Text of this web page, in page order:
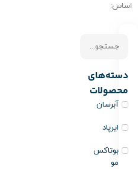
دسته‌های
محصولات
آبرسان
ایرپاد
بوتاکس
مو
اساس: